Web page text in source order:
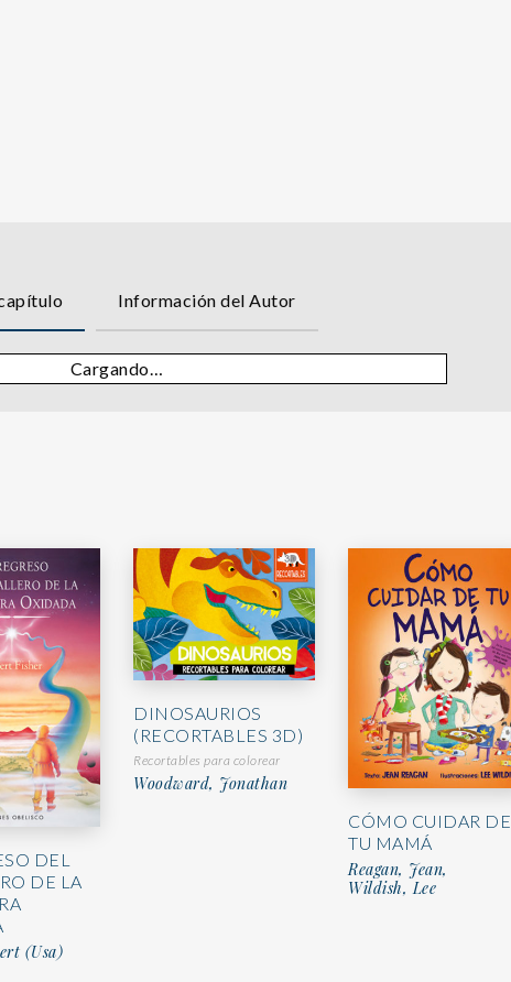
Información del Autor
Cargando…
DEL
DE LA
(Usa)
DINOSAURIOS
(RECORTABLES 3D)
Recortables para colorear
Woodward, Jonathan
CÓMO CUIDAR DE
TU MAMÁ
Reagan, Jean,
Wildish, Lee